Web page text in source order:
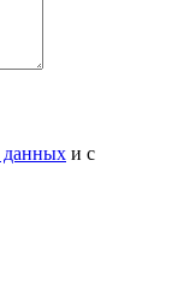
данных и с